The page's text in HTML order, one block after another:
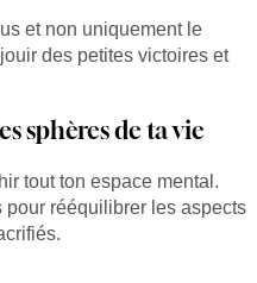
et non uniquement le
des petites victoires et
sphères de ta vie
tout ton espace mental.
rééquilibrer les aspects